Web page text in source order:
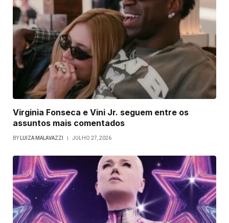
Virginia Fonseca e Vini Jr. seguem entre os
assuntos mais comentados
BY LUIZA MALAVAZZI JULHO 27, 2026